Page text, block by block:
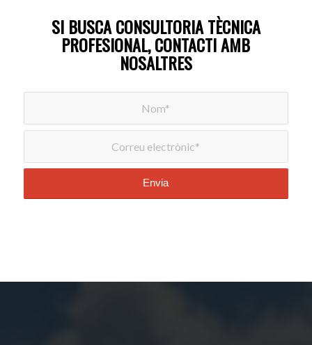
SI BUSCA CONSULTORIA TÈCNICA
PROFESIONAL, CONTACTI AMB
NOSALTRES